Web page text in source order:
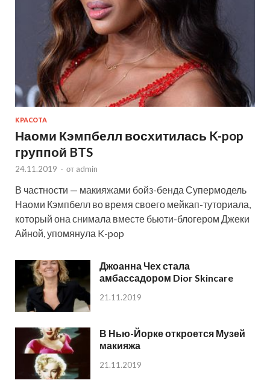
КРАСОТА
Наоми Кэмпбелл восхитилась K-pop
группой BTS
24.11.2019 - от admin
В частности — макияжами бойз-бенда Супермодель
Наоми Кэмпбелл во время своего мейкап-туториала,
который она снимала вместе бьюти-блогером Джеки
Айной, упомянула K-pop
Джоанна Чех стала
амбассадором Dior Skincare
21.11.2019
В Нью-Йорке откроется Музей
макияжа
21.11.2019